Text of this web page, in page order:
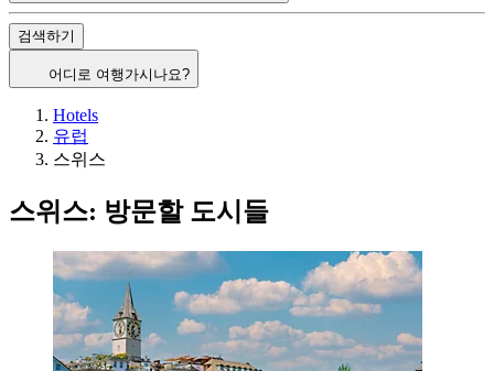
검색하기
어디로 여행가시나요?
Hotels
유럽
스위스
스위스: 방문할 도시들